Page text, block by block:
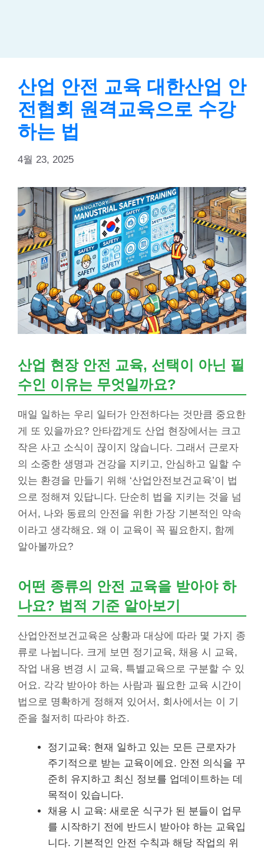
산업 안전 교육 대한산업 안
전협회 원격교육으로 수강
하는 법
4월 23, 2025
산업 현장 안전 교육, 선택이 아닌 필
수인 이유는 무엇일까요?
매일 일하는 우리 일터가 안전하다는 것만큼 중요한
게 또 있을까요? 안타깝게도 산업 현장에서는 크고
작은 사고 소식이 끊이지 않습니다. 그래서 근로자
의 소중한 생명과 건강을 지키고, 안심하고 일할 수
있는 환경을 만들기 위해 ‘산업안전보건교육’이 법
으로 정해져 있답니다. 단순히 법을 지키는 것을 넘
어서, 나와 동료의 안전을 위한 가장 기본적인 약속
이라고 생각해요. 왜 이 교육이 꼭 필요한지, 함께
알아볼까요?
어떤 종류의 안전 교육을 받아야 하
나요? 법적 기준 알아보기
산업안전보건교육은 상황과 대상에 따라 몇 가지 종
류로 나뉩니다. 크게 보면 정기교육, 채용 시 교육,
작업 내용 변경 시 교육, 특별교육으로 구분할 수 있
어요. 각각 받아야 하는 사람과 필요한 교육 시간이
법으로 명확하게 정해져 있어서, 회사에서는 이 기
준을 철저히 따라야 하죠.
정기교육: 현재 일하고 있는 모든 근로자가
주기적으로 받는 교육이에요. 안전 의식을 꾸
준히 유지하고 최신 정보를 업데이트하는 데
목적이 있습니다.
채용 시 교육: 새로운 식구가 된 분들이 업무
를 시작하기 전에 반드시 받아야 하는 교육입
니다. 기본적인 안전 수칙과 해당 작업의 위